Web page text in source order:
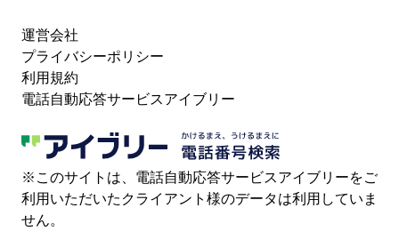
運営会社
プライバシーポリシー
利用規約
電話自動応答サービスアイブリー
※このサイトは、電話自動応答サービスアイブリーをご
利用いただいたクライアント様のデータは利用していま
せん。